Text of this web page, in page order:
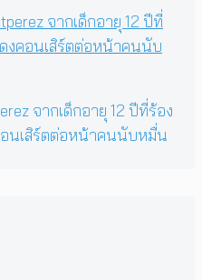
จากเด็กอายุ 12 ปีที่ร้อง
อนเสิร์ตต่อหน้าคนนับหมื่น